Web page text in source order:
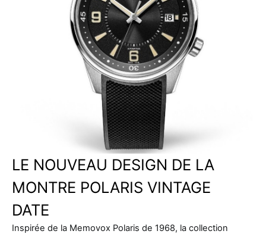
LE NOUVEAU DESIGN DE LA
MONTRE POLARIS VINTAGE
DATE
Inspirée de la Memovox Polaris de 1968, la collection